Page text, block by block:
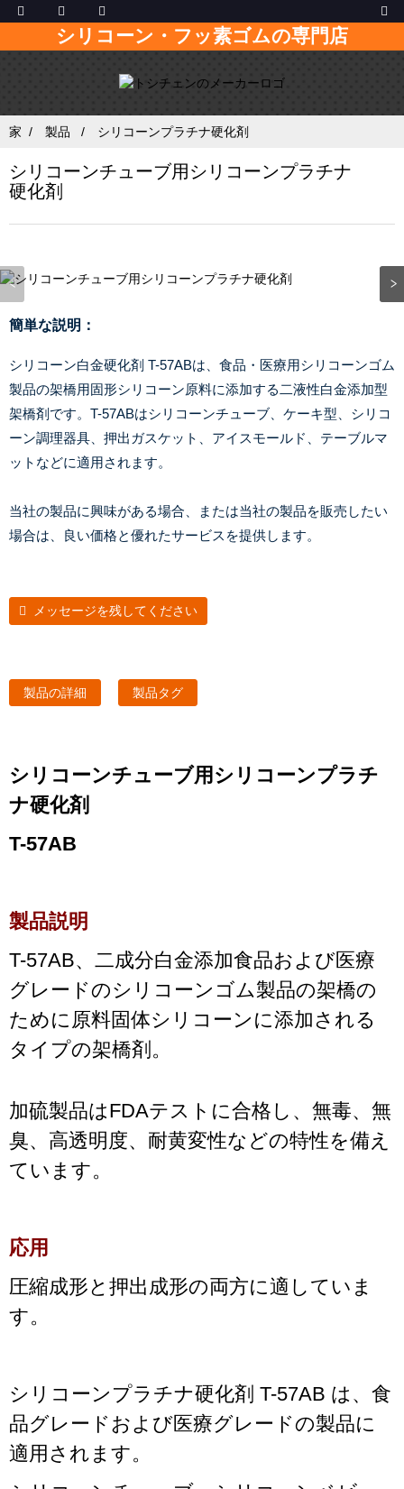
シリコーン・フッ素ゴムの専門店
家 製品 シリコーンプラチナ硬化剤
シリコーンチューブ用シリコーンプラチナ
硬化剤
簡単な説明：
シリコーン白金硬化剤 T-57ABは、食品・医療用シリコーンゴム
製品の架橋用固形シリコーン原料に添加する二液性白金添加型
架橋剤です。T-57ABはシリコーンチューブ、ケーキ型、シリコ
ーン調理器具、押出ガスケット、アイスモールド、テーブルマ
ットなどに適用されます。
当社の製品に興味がある場合、または当社の製品を販売したい
場合は、良い価格と優れたサービスを提供します。
メッセージを残してください
製品の詳細 製品タグ
シリコーンチューブ用シリコーンプラチ
ナ硬化剤
T-57AB
製品説明
T-57AB、二成分白金添加食品および医療
グレードのシリコーンゴム製品の架橋の
ために原料固体シリコーンに添加される
タイプの架橋剤。
加硫製品はFDAテストに合格し、無毒、無
臭、高透明度、耐黄変性などの特性を備え
ています。
応用
圧縮成形と押出成形の両方に適していま
す。
シリコーンプラチナ硬化剤 T-57AB は、食
品グレードおよび医療グレードの製品に
適用されます。